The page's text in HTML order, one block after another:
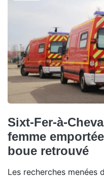
Sixt-Fer-à-
femme
boue retrouvé
Les recherches menées